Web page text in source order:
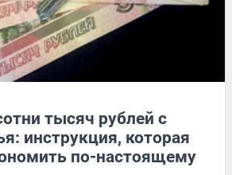
тысяч рублей с
инструкция, которая
по-настоящему